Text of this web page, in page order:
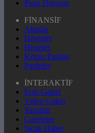
Puan Durumu
FİNANSİF
Altınlar
Dövizler
Hisseler
Kripto Paralar
Pariteler
İNTERAKTİF
Foto Galeri
Video Galeri
Yazarlar
Gazeteler
Sıcak Haber